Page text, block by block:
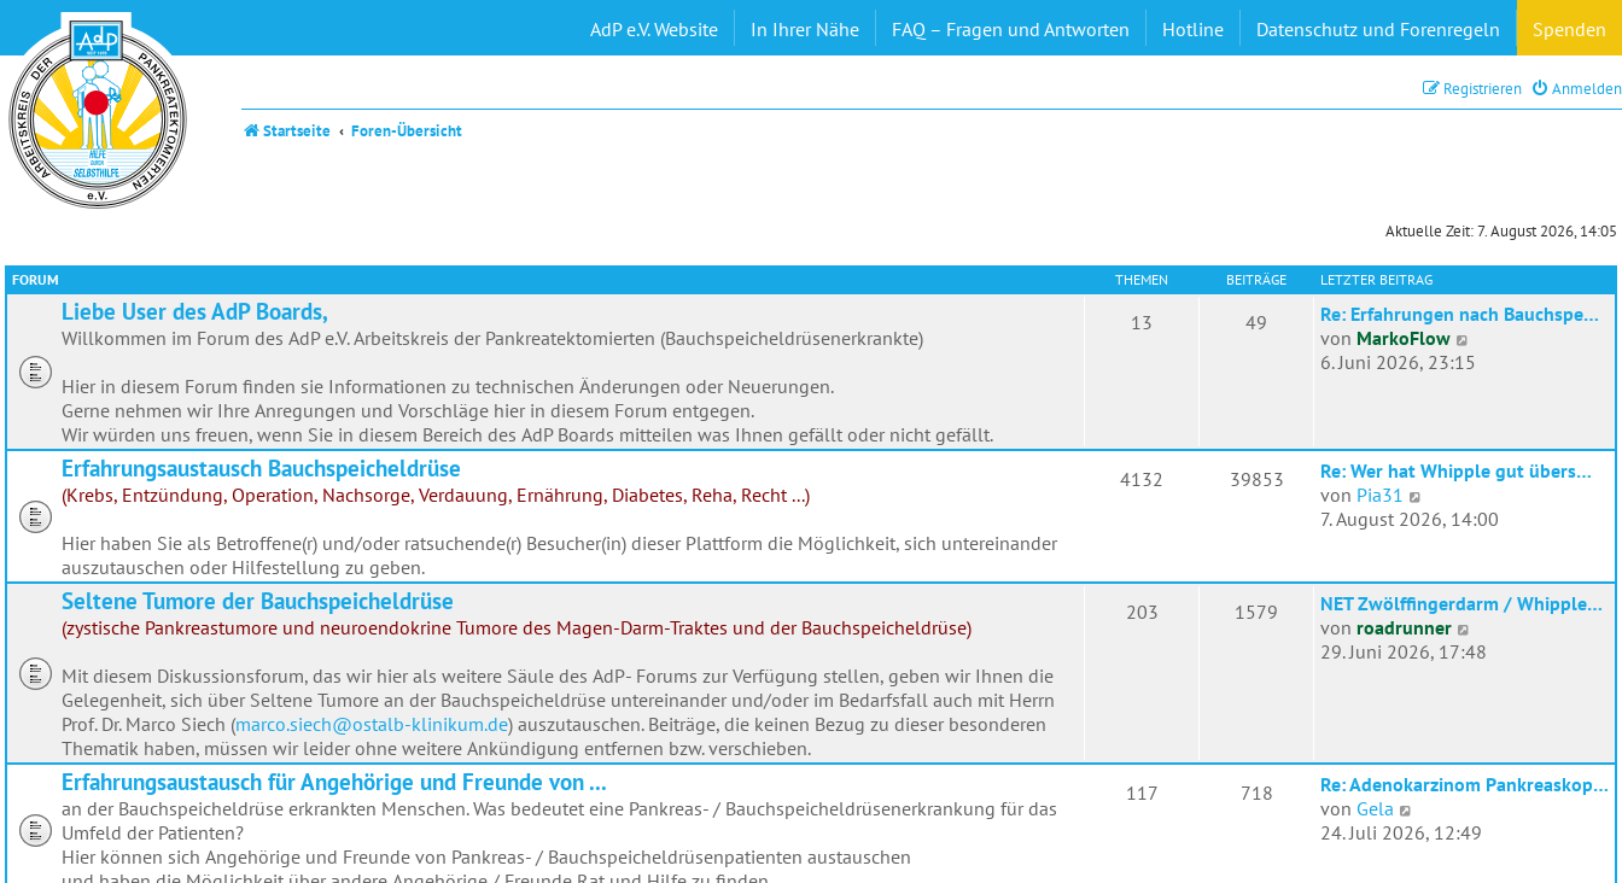
AdP e.V. Website In Ihrer Nähe FAQ – Fragen und Antworten Hotline Datenschutz und Forenregeln Spenden
Anmelden
Registrieren
Startseite Foren-Übersicht
Aktuelle Zeit: 7. August 2026, 14:05
FORUM THEMEN BEITRÄGE LETZTER BEITRAG
Liebe User des AdP Boards,
Willkommen im Forum des AdP e.V. Arbeitskreis der Pankreatektomierten (Bauchspeicheldrüsenerkrankte)
Hier in diesem Forum finden sie Informationen zu technischen Änderungen oder Neuerungen.
Gerne nehmen wir Ihre Anregungen und Vorschläge hier in diesem Forum entgegen.
Wir würden uns freuen, wenn Sie in diesem Bereich des AdP Boards mitteilen was Ihnen gefällt oder nicht gefällt.
13 49
Re: Erfahrungen nach Bauchspe…
von MarkoFlow
e
t
e
B
i
t
a
6. Juni 2026, 23:15
Erfahrungsaustausch Bauchspeicheldrüse
(Krebs, Entzündung, Operation, Nachsorge, Verdauung, Ernährung, Diabetes, Reha, Recht ...)
Hier haben Sie als Betroffene(r) und/oder ratsuchende(r) Besucher(in) dieser Plattform die Möglichkeit, sich untereinander
auszutauschen oder Hilfestellung zu geben.
4132 39853
Re: Wer hat Whipple gut übers…
von Pia31
e
s
t
e
r
t
r
g
7. August 2026, 14:00
Seltene Tumore der Bauchspeicheldrüse
(zystische Pankreastumore und neuroendokrine Tumore des Magen-Darm-Traktes und der Bauchspeicheldrüse)
Mit diesem Diskussionsforum, das wir hier als weitere Säule des AdP- Forums zur Verfügung stellen, geben wir Ihnen die
Gelegenheit, sich über Seltene Tumore an der Bauchspeicheldrüse untereinander und/oder im Bedarfsfall auch mit Herrn
Prof. Dr. Marco Siech (marco.siech@ostalb-klinikum.de) auszutauschen. Beiträge, die keinen Bezug zu dieser besonderen
Thematik haben, müssen wir leider ohne weitere Ankündigung entfernen bzw. verschieben.
203 1579
NET Zwölffingerdarm / Whipple…
von roadrunner
e
e
r
e
29. Juni 2026, 17:48
Erfahrungsaustausch für Angehörige und Freunde von ...
an der Bauchspeicheldrüse erkrankten Menschen. Was bedeutet eine Pankreas- / Bauchspeicheldrüsenerkrankung für das
Umfeld der Patienten?
Hier können sich Angehörige und Freunde von Pankreas- / Bauchspeicheldrüsenpatienten austauschen
117 718
Re: Adenokarzinom Pankreaskop…
von Gela
e
24. Juli 2026, 12:49